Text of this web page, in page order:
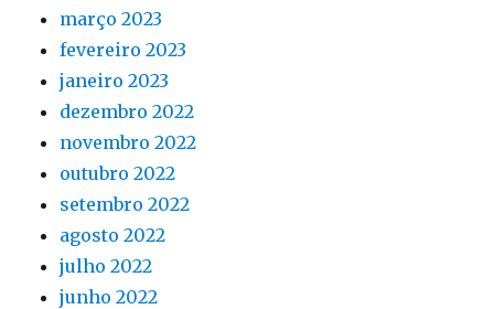
março 2023
fevereiro 2023
janeiro 2023
dezembro 2022
novembro 2022
outubro 2022
setembro 2022
agosto 2022
julho 2022
junho 2022